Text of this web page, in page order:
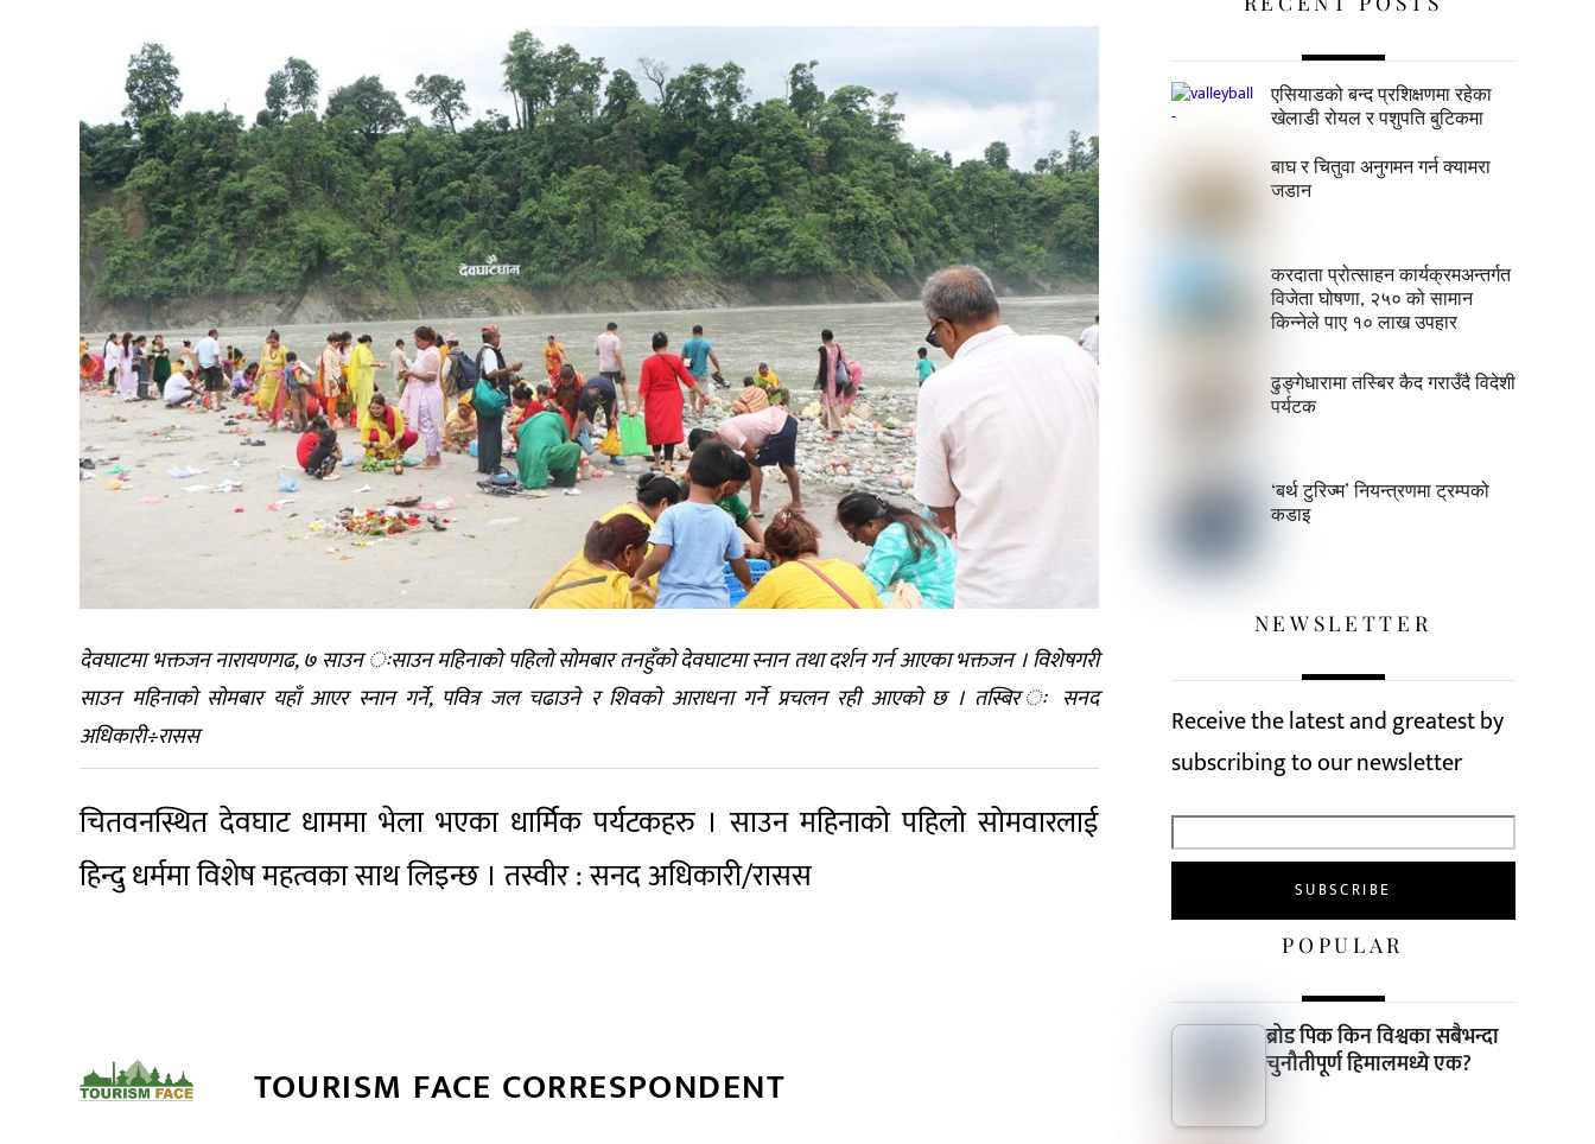
देवघाटमा भक्तजन नारायणगढ, ७ साउन ःसाउन महिनाको पहिलो सोमबार तनहुँको देवघाटमा स्नान तथा दर्शन गर्न आएका भक्तजन । विशेषगरी
साउन महिनाको सोमबार यहाँ आएर स्नान गर्ने, पवित्र जल चढाउने र शिवको आराधना गर्ने प्रचलन रही आएको छ । तस्बिर ः सनद
अधिकारी÷रासस
चितवनस्थित देवघाट धाममा भेला भएका धार्मिक पर्यटकहरु । साउन महिनाको पहिलो सोमवारलाई
हिन्दु धर्ममा विशेष महत्वका साथ लिइन्छ । तस्वीर : सनद अधिकारी/रासस
TOURISM FACE CORRESPONDENT
एसियाडको बन्द प्रशिक्षणमा रहेका
खेलाडी रोयल र पशुपति बुटिकमा
बाघ र चितुवा अनुगमन गर्न क्यामरा
जडान
करदाता प्रोत्साहन कार्यक्रमअन्तर्गत
विजेता घोषणा, २५० को सामान
किन्नेले पाए १० लाख उपहार
ढुङ्गेधारामा तस्बिर कैद गराउँदै विदेशी
पर्यटक
‘बर्थ टुरिज्म’ नियन्त्रणमा ट्रम्पको
कडाइ
NEWSLETTER
Receive the latest and greatest by
subscribing to our newsletter
POPULAR
ब्रोड पिक किन विश्वका सबैभन्दा
चुनौतीपूर्ण हिमालमध्ये एक?